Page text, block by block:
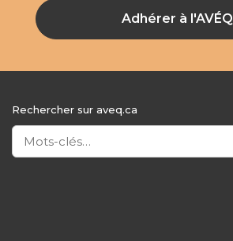
Adhérer à l'AVÉQ
Rechercher sur aveq.ca